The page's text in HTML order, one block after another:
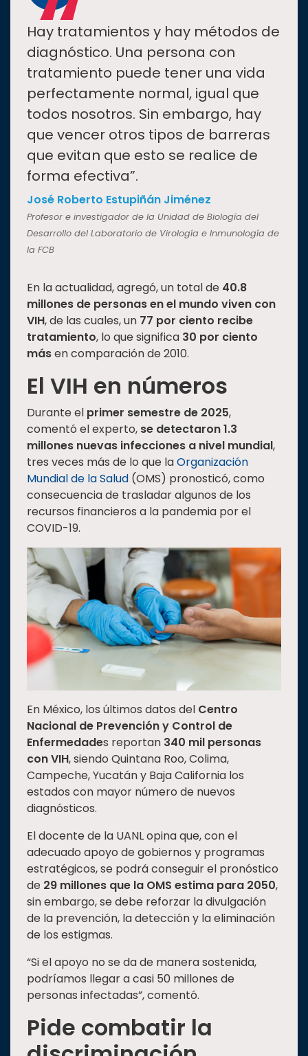
Hay tratamientos y hay métodos de
diagnóstico. Una persona con
tratamiento puede tener una vida
perfectamente normal, igual que
todos nosotros. Sin embargo, hay
que vencer otros tipos de barreras
que evitan que esto se realice de
forma efectiva”.
José Roberto Estupiñán Jiménez
Profesor e investigador de la Unidad de Biología del
Desarrollo del Laboratorio de Virología e Inmunología de
la FCB
En la actualidad, agregó, un total de 40.8
millones de personas en el mundo viven con
VIH, de las cuales, un 77 por ciento recibe
tratamiento, lo que significa 30 por ciento
másen comparación de 2010.
El VIH en números
Durante el primer semestre de 2025,
comentó el experto, se detectaron 1.3
millones nuevas infecciones a nivel mundial,
tres veces más de lo que laOrganización
Mundial de la Salud (OMS) pronosticó, como
consecuencia de trasladar algunos de los
recursos financieros a la pandemia por el
COVID-19.
En México, los últimos datos del Centro
Nacional de Prevención y Control de
Enfermedades reportan 340 mil personas
con VIH, siendo Quintana Roo, Colima,
Campeche, Yucatán y Baja California los
estados con mayor número de nuevos
diagnósticos.
El docente de la UANL opina que, con el
adecuado apoyo de gobiernos y programas
estratégicos, se podrá conseguir el pronóstico
de 29 millones que la OMS estima para 2050,
sin embargo, se debe reforzar la divulgación
de la prevención, la detección y la eliminación
de los estigmas.
“Si el apoyo no se da de manera sostenida,
podríamos llegar a casi 50 millones de
personas infectadas”, comentó.
Pide combatir la